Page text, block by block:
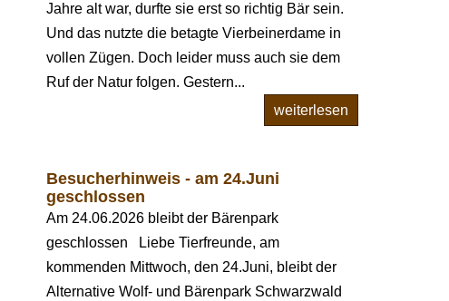
Jahre alt war, durfte sie erst so richtig Bär sein.
Und das nutzte die betagte Vierbeinerdame in
vollen Zügen. Doch leider muss auch sie dem
Ruf der Natur folgen. Gestern...
weiterlesen
Besucherhinweis - am 24.Juni
geschlossen
Am 24.06.2026 bleibt der Bärenpark
geschlossen Liebe Tierfreunde, am
kommenden Mittwoch, den 24.Juni, bleibt der
Alternative Wolf- und Bärenpark Schwarzwald